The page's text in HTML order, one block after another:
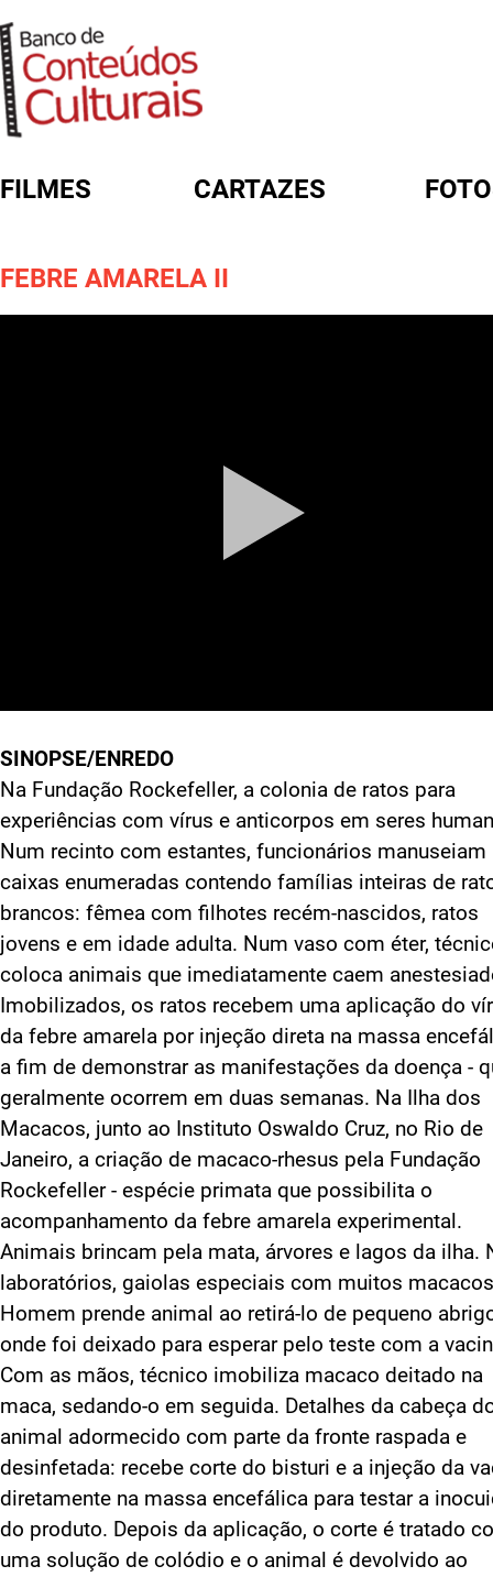
FILMES CARTAZES
FEBRE AMARELA II
SINOPSE/ENREDO
Na Fundação Rockefeller, a colonia de ratos para
experiências com vírus e anticorpos em seres
Num recinto com estantes, funcionários manuseiam
caixas enumeradas contendo famílias inteiras de
brancos: fêmea com filhotes recém-nascidos, ratos
jovens e em idade adulta. Num vaso com éter,
coloca animais que imediatamente caem
Imobilizados, os ratos recebem uma aplicação do
da febre amarela por injeção direta na massa
a fim de demonstrar as manifestações da doença -
geralmente ocorrem em duas semanas. Na Ilha dos
Macacos, junto ao Instituto Oswaldo Cruz, no Rio de
Janeiro, a criação de macaco-rhesus pela Fundação
Rockefeller - espécie primata que possibilita o
acompanhamento da febre amarela experimental.
Animais brincam pela mata, árvores e lagos da ilha.
laboratórios, gaiolas especiais com muitos
Homem prende animal ao retirá-lo de pequeno
onde foi deixado para esperar pelo teste com a
Com as mãos, técnico imobiliza macaco deitado na
maca, sedando-o em seguida. Detalhes da cabeça
animal adormecido com parte da fronte raspada e
desinfetada: recebe corte do bisturi e a injeção da
diretamente na massa encefálica para testar a
do produto. Depois da aplicação, o corte é tratado
uma solução de colódio e o animal é devolvido ao